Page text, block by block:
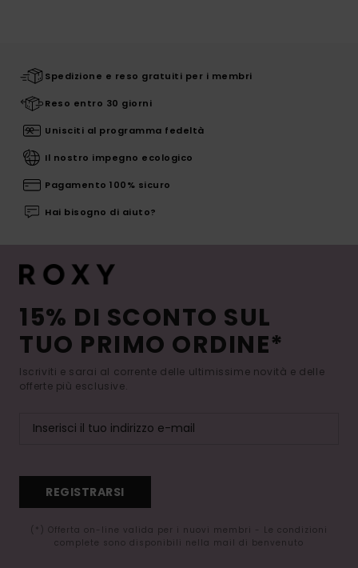
Spedizione e reso gratuiti per i membri
Reso entro 30 giorni
Unisciti al programma fedeltà
Il nostro impegno ecologico
Pagamento 100% sicuro
Hai bisogno di aiuto?
15% DI SCONTO SUL
TUO PRIMO ORDINE*
Iscriviti e sarai al corrente delle ultimissime novità e delle
offerte più esclusive.
REGISTRARSI
(*) Offerta on-line valida per i nuovi membri - Le condizioni
complete sono disponibili nella mail di benvenuto